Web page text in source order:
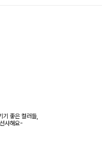
기 좋은 컬러들,
사해요-